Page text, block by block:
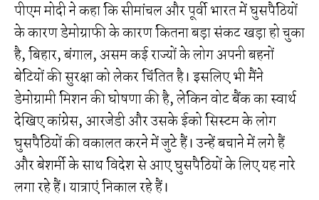
पीएम मोदी ने कहा कि सीमांचल और पूर्वी भारत में घुसपैठियों
के कारण डेमोग्राफी के कारण कितना बड़ा संकट खड़ा हो चुका
है, बिहार, बंगाल, असम कई राज्‍यों के लोग अपनी बहनों
बेटियों की सुरक्षा को लेकर चिंतित है। इसलिए भी मैंने
डेमोग्रामी मिशन की घोषणा की है, लेकिन वोट बैंक का स्‍वार्थ
देखिए कांग्रेस, आरजेडी और उसके ईको सिस्‍टम के लोग
घुसपैठियों की वकालत करने में जुटे हैं। उन्‍हें बचाने में लगे हैं
और बेशर्मी के साथ विदेश से आए घुसपैठियों के लिए यह नारे
लगा रहे हैं। यात्राएं निकाल रहे हैं।